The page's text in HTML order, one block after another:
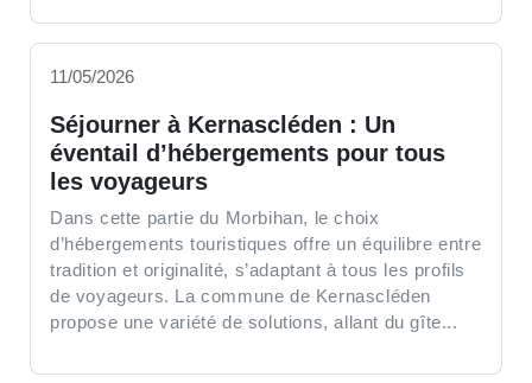
11/05/2026
Séjourner à Kernascléden : Un
éventail d’hébergements pour tous
les voyageurs
Dans cette partie du Morbihan, le choix
d’hébergements touristiques offre un équilibre entre
tradition et originalité, s’adaptant à tous les profils
de voyageurs. La commune de Kernascléden
propose une variété de solutions, allant du gîte...